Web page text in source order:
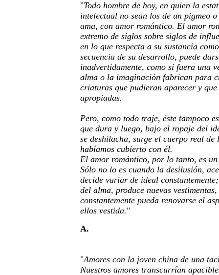
"Todo hombre de hoy, en quien la
intelectual no sean los de un pigmeo
ama, con amor romántico. El amor
extremo de siglos sobre siglos de
en lo que respecta a su sustancia
secuencia de su desarrollo, puede
inadvertidamente, como si fuera una
alma o la imaginación fabrican para
criaturas que pudieran aparecer y
apropiadas.
Pero, como todo traje, éste tampoco
que dura y luego, bajo el ropaje del
se deshilacha, surge el cuerpo real de
habíamos cubierto con él.
El amor romántico, por lo tanto, es
Sólo no lo es cuando la desilusión,
decide variar de ideal
del alma, produce nuevas
constantemente pueda renovarse el
ellos vestida."
A.
"Amores con la joven china de una
Nuestros amores transcurrían